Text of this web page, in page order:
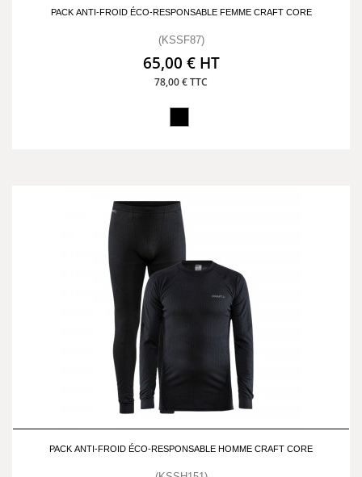
PACK ANTI-FROID ÉCO-RESPONSABLE FEMME CRAFT CORE
(KSSF87)
65,00 € HT
78,00 € TTC
PACK ANTI-FROID ÉCO-RESPONSABLE HOMME CRAFT CORE